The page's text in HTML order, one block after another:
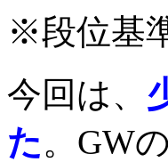
※段位基
今回は、
た。GW